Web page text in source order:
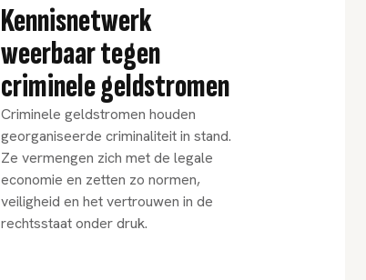
Kennisnetwerk
weerbaar tegen
criminele geldstromen
Criminele geldstromen houden
georganiseerde criminaliteit in stand.
Ze vermengen zich met de legale
economie en zetten zo normen,
veiligheid en het vertrouwen in de
rechtsstaat onder druk.